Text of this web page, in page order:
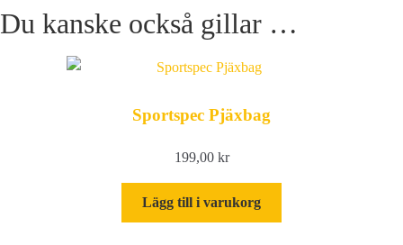
Du kanske också gillar …
Sportspec Pjäxbag
199,00 kr
Lägg till i varukorg